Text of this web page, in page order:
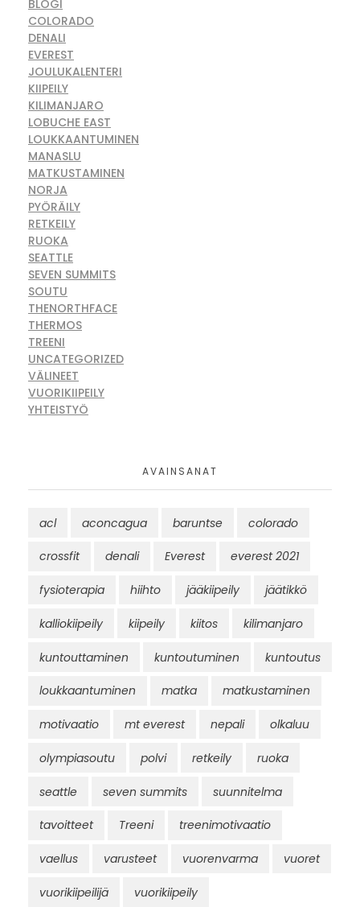
BLOGI
COLORADO
DENALI
EVEREST
JOULUKALENTERI
KIIPEILY
KILIMANJARO
LOBUCHE EAST
LOUKKAANTUMINEN
MANASLU
MATKUSTAMINEN
NORJA
PYÖRÄILY
RETKEILY
RUOKA
SEATTLE
SEVEN SUMMITS
SOUTU
THENORTHFACE
THERMOS
TREENI
UNCATEGORIZED
VÄLINEET
VUORIKIIPEILY
YHTEISTYÖ
AVAINSANAT
acl aconcagua baruntse colorado
crossfit denali Everest everest 2021
fysioterapia hiihto jääkiipeily jäätikkö
kalliokiipeily kiipeily kiitos kilimanjaro
kuntouttaminen kuntoutuminen kuntoutus
loukkaantuminen matka matkustaminen
motivaatio mt everest nepali olkaluu
olympiasoutu polvi retkeily ruoka
seattle seven summits suunnitelma
tavoitteet Treeni treenimotivaatio
vaellus varusteet vuorenvarma vuoret
vuorikiipeilijä vuorikiipeily